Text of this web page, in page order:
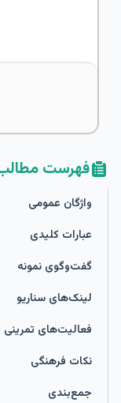
فهرست
واژگان عمومی
عبارات کلیدی
گفت‌وگوی نمونه
لینک‌های سناریو
فعالیت‌های تمرینی
نکات فرهنگی
جمع‌بندی